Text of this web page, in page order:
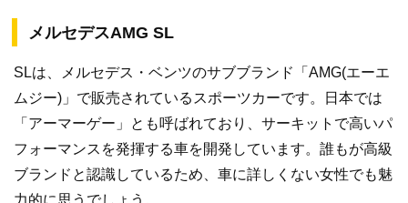
メルセデスAMG SL
SLは、メルセデス・ベンツのサブブランド「AMG(エーエ
ムジー)」で販売されているスポーツカーです。日本では
「アーマーゲー」とも呼ばれており、サーキットで高いパ
フォーマンスを発揮する車を開発しています。誰もが高級
ブランドと認識しているため、車に詳しくない女性でも魅
力的に思うでしょう。